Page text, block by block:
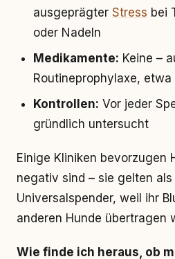
ausgeprägter Stress bei
oder Nadeln
Medikamente: Keine –
Routineprophylaxe,
Kontrollen: Vor jeder
gründlich untersucht
Einige Kliniken bevorzugen
negativ sind – sie gelten
Universalspender, weil ihr
anderen Hunde übertragen
Wie finde ich heraus, ob